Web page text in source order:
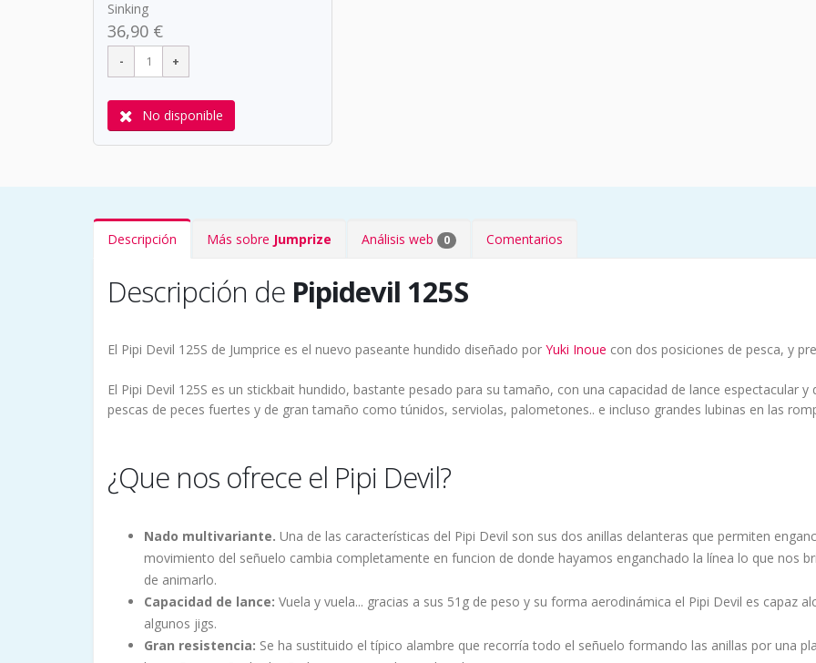
Sinking
36,90 €
No disponible
Descripción Más sobre Jumprize Análisis web 0 Comentarios
Descripción de Pipidevil 125S
El Pipi Devil 125S de Jumprice es el nuevo paseante hundido diseñado por Yuki Inoue con dos posiciones de pesca, y
El Pipi Devil 125S es un stickbait hundido, bastante pesado para su tamaño, con una capacidad de lance espectacular
pescas de peces fuertes y de gran tamaño como túnidos, serviolas, palometones.. e incluso grandes lubinas en las
¿Que nos ofrece el Pipi Devil?
Nado multivariante. Una de las características del Pipi Devil son sus dos anillas delanteras que permiten
movimiento del señuelo cambia completamente en funcion de donde hayamos enganchado la línea lo que nos
de animarlo.
Capacidad de lance: Vuela y vuela... gracias a sus 51g de peso y su forma aerodinámica el Pipi Devil es capaz
algunos jigs.
Gran resistencia: Se ha sustituido el típico alambre que recorría todo el señuelo formando las anillas por una